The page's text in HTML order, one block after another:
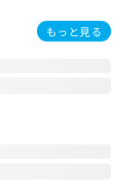
もっと見る